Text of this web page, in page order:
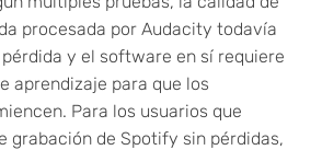
procesada por Audacity todavía
y el software en sí requiere
aprendizaje para que los
Para los usuarios que
grabación de Spotify sin pérdidas,